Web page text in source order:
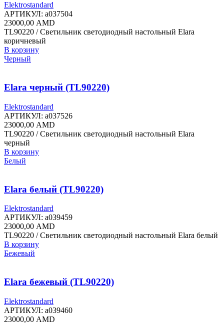
Elektrostandard
АРТИКУЛ: a037504
23000,00 AMD
TL90220 / Светильник светодиодный настольный Elara
коричневый
В корзину
Черный
Elara черный (TL90220)
Elektrostandard
АРТИКУЛ: a037526
23000,00 AMD
TL90220 / Светильник светодиодный настольный Elara
черный
В корзину
Белый
Elara белый (TL90220)
Elektrostandard
АРТИКУЛ: a039459
23000,00 AMD
TL90220 / Светильник светодиодный настольный Elara белый
В корзину
Бежевый
Elara бежевый (TL90220)
Elektrostandard
АРТИКУЛ: a039460
23000,00 AMD